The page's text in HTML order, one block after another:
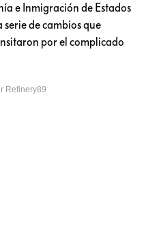
e Inmigración de Estados
de cambios que
por el complicado
Refinery89